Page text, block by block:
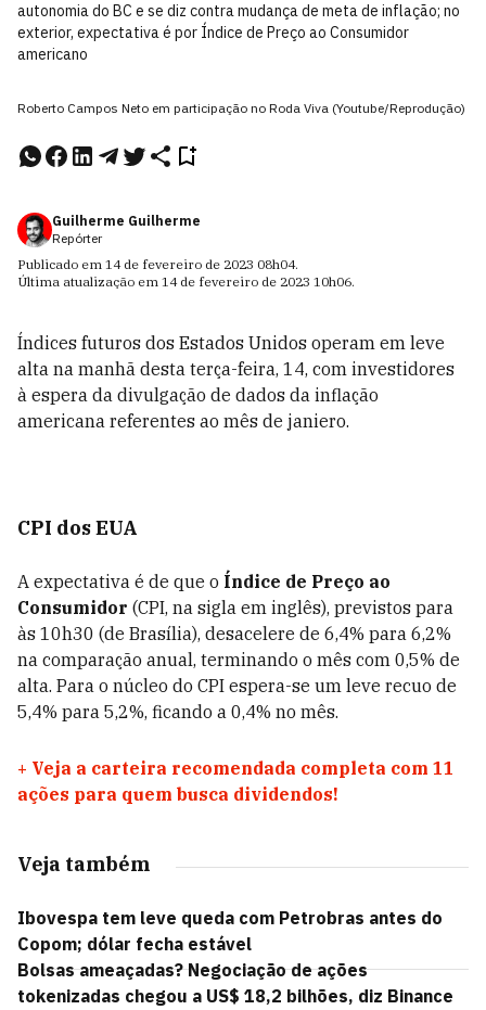
autonomia do BC e se diz contra mudança de meta de inflação; no
exterior, expectativa é por Índice de Preço ao Consumidor
americano
Roberto Campos Neto em participação no Roda Viva (Youtube/Reprodução)
Guilherme Guilherme
Repórter
Publicado em 14 de fevereiro de 2023 08h04.
Última atualização em 14 de fevereiro de 2023 10h06.
Índices futuros dos Estados Unidos operam em leve
alta na manhã desta terça-feira, 14, com investidores
à espera da divulgação de dados da inflação
americana referentes ao mês de janiero.
CPI dos EUA
A expectativa é de que o Índice de Preço ao
Consumidor (CPI, na sigla em inglês), previstos para
às 10h30 (de Brasília), desacelere de 6,4% para 6,2%
na comparação anual, terminando o mês com 0,5% de
alta. Para o núcleo do CPI espera-se um leve recuo de
5,4% para 5,2%, ficando a 0,4% no mês.
+ Veja a carteira recomendada completa com 11
ações para quem busca dividendos!
Veja também
Ibovespa tem leve queda com Petrobras antes do
Copom; dólar fecha estável
Bolsas ameaçadas? Negociação de ações
tokenizadas chegou a US$ 18,2 bilhões, diz Binance